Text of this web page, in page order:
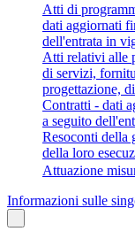
Atti di
dati aggiornati
dell'entrata in
Atti relativi alle
di servizi,
progettazione,
Contratti - dati
a seguito
Resoconti della
della loro
Attuazione
Informazioni sulle